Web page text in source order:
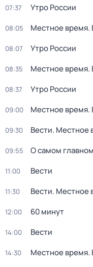
07:37 Утро России
08:05 Местное время.
08:07 Утро России
08:35 Местное время.
08:37 Утро России
09:00 Местное время.
09:30 Вести. Местное
09:55 О самом главном
11:00 Вести
11:30 Вести. Местное
12:00 60 минут
14:00 Вести
14:30 Местное время.